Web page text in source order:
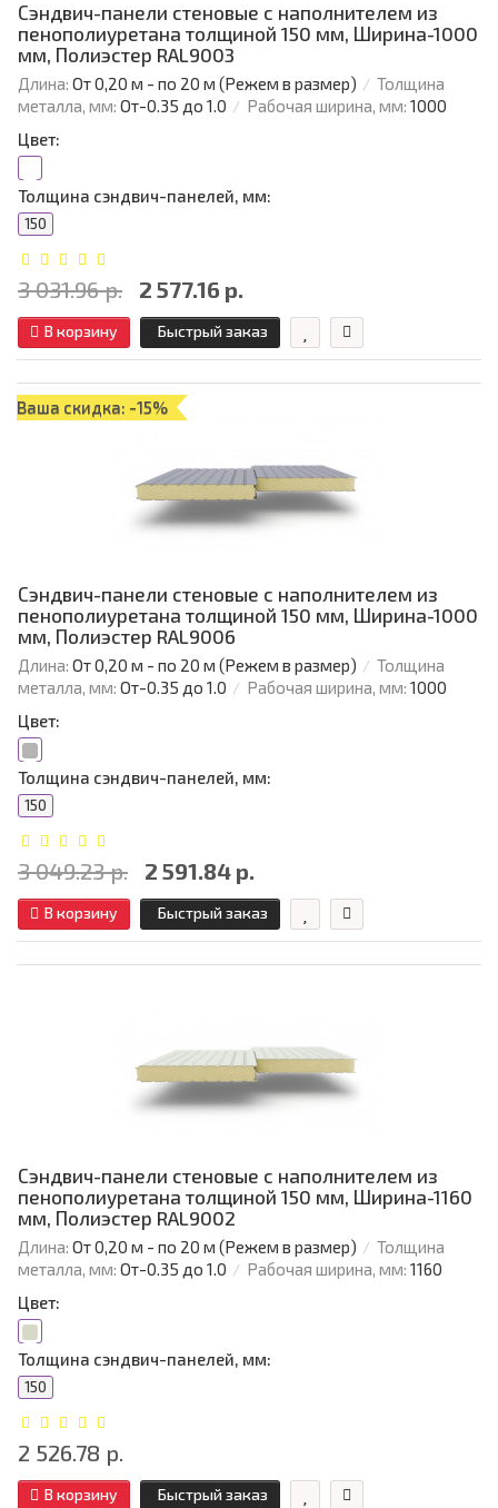
Сэндвич-панели стеновые с наполнителем из
пенополиуретана толщиной 150 мм, Ширина-1000
мм, Полиэстер RAL9003
Длина: От 0,20 м - по 20 м (Режем в размер)
Толщина
металла, мм: От-0.35 до 1.0 Рабочая ширина, мм: 1000
Цвет:
Толщина сэндвич-панелей, мм:
150
3 031.96 р. 2 577.16 р.
В корзину Быстрый заказ
Ваша скидка: -15%
Сэндвич-панели стеновые с наполнителем из
пенополиуретана толщиной 150 мм, Ширина-1000
мм, Полиэстер RAL9006
Длина: От 0,20 м - по 20 м (Режем в размер)
Толщина
металла, мм: От-0.35 до 1.0 Рабочая ширина, мм: 1000
Цвет:
Толщина сэндвич-панелей, мм:
150
3 049.23 р. 2 591.84 р.
В корзину Быстрый заказ
Сэндвич-панели стеновые с наполнителем из
пенополиуретана толщиной 150 мм, Ширина-1160
мм, Полиэстер RAL9002
Длина: От 0,20 м - по 20 м (Режем в размер)
Толщина
металла, мм: От-0.35 до 1.0 Рабочая ширина, мм: 1160
Цвет:
Толщина сэндвич-панелей, мм:
150
2 526.78 р.
В корзину Быстрый заказ